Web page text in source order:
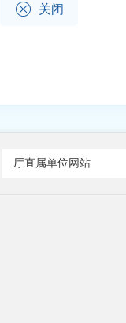
 关闭
厅直属单位网站